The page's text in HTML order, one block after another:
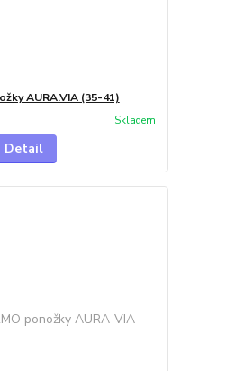
AURA.VIA (35-41)
Skladem
Detail